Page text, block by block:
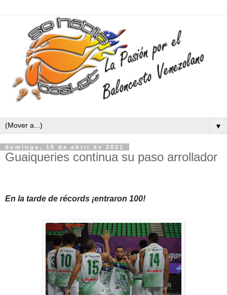
▼
domingo, 18 de abril de 2021
Guaiqueries continua su paso arrollador
En la tarde de récords ¡entraron 100!